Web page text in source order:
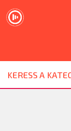
KERESS A
DJ ESZKÖZ
HANGTECHNIKA